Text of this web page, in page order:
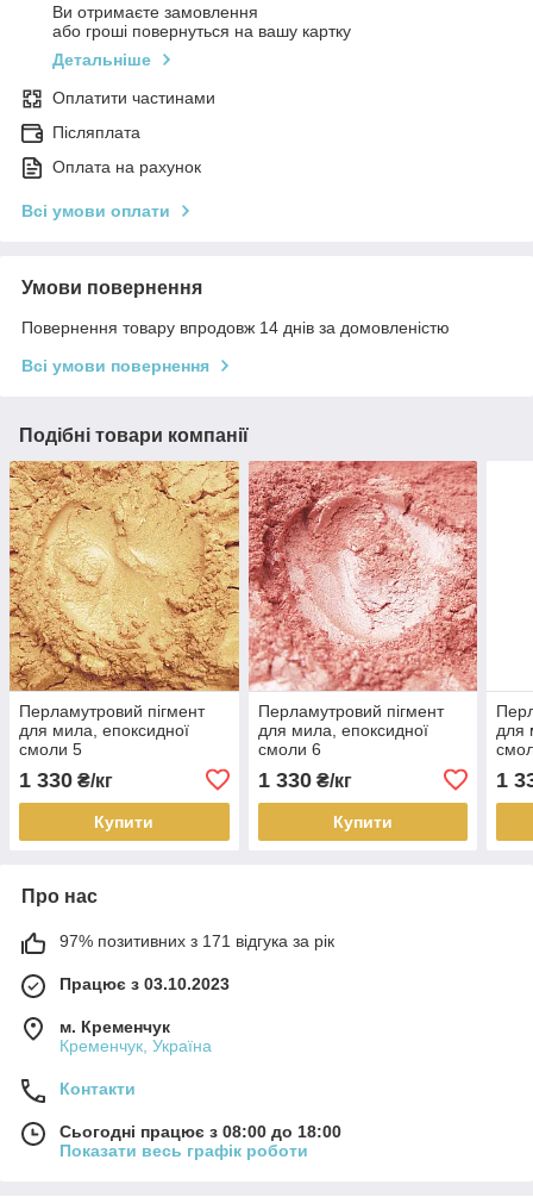
Ви отримаєте замовлення
або гроші повернуться на вашу картку
Детальніше
Оплатити частинами
Післяплата
Оплата на рахунок
Всі умови оплати
Умови повернення
Повернення товару впродовж 14 днів за домовленістю
Всі умови повернення
Подібні товари компанії
Перламутровий пігмент
для мила, епоксидної
смоли 5
1 330 ₴/кг
Купити
Перламутровий пігмент
для мила, епоксидної
смоли 6
1 330₴/кг
Купити
для
1
Про нас
97% позитивних з 171 відгука за рік
Працює з 03.10.2023
м. Кременчук
Кременчук, Україна
Контакти
Сьогодні працює з 08:00 до 18:00
Показати весь графік роботи